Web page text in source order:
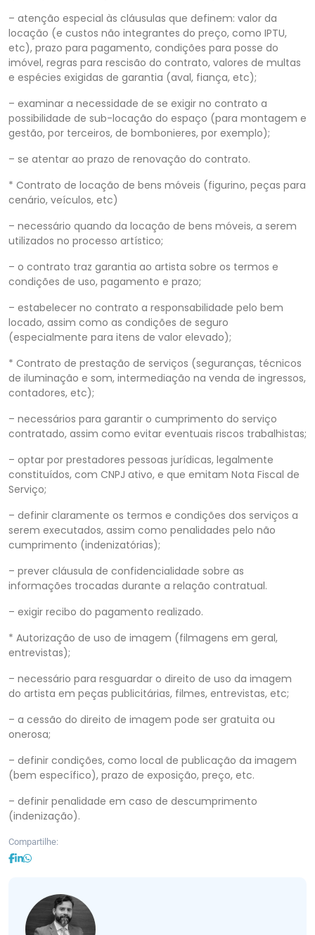
– atenção especial às cláusulas que definem: valor da
locação (e custos não integrantes do preço, como IPTU,
etc), prazo para pagamento, condições para posse do
imóvel, regras para rescisão do contrato, valores de multas
e espécies exigidas de garantia (aval, fiança, etc);
– examinar a necessidade de se exigir no contrato a
possibilidade de sub-locação do espaço (para montagem e
gestão, por terceiros, de bombonieres, por exemplo);
– se atentar ao prazo de renovação do contrato.
* Contrato de locação de bens móveis (figurino, peças para
cenário, veículos, etc)
– necessário quando da locação de bens móveis, a serem
utilizados no processo artístico;
– o contrato traz garantia ao artista sobre os termos e
condições de uso, pagamento e prazo;
– estabelecer no contrato a responsabilidade pelo bem
locado, assim como as condições de seguro
(especialmente para itens de valor elevado);
* Contrato de prestação de serviços (seguranças, técnicos
de iluminação e som, intermediação na venda de ingressos,
contadores, etc);
– necessários para garantir o cumprimento do serviço
contratado, assim como evitar eventuais riscos trabalhistas;
– optar por prestadores pessoas jurídicas, legalmente
constituídos, com CNPJ ativo, e que emitam Nota Fiscal de
Serviço;
– definir claramente os termos e condições dos serviços a
serem executados, assim como penalidades pelo não
cumprimento (indenizatórias);
– prever cláusula de confidencialidade sobre as
informações trocadas durante a relação contratual.
– exigir recibo do pagamento realizado.
* Autorização de uso de imagem (filmagens em geral,
entrevistas);
– necessário para resguardar o direito de uso da imagem
do artista em peças publicitárias, filmes, entrevistas, etc;
– a cessão do direito de imagem pode ser gratuita ou
onerosa;
– definir condições, como local de publicação da imagem
(bem específico), prazo de exposição, preço, etc.
– definir penalidade em caso de descumprimento
(indenização).
Compartilhe: